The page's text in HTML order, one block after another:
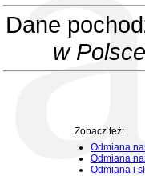
Dane
w
Zobacz też:
Odmiana
Odmiana
Odmiana i